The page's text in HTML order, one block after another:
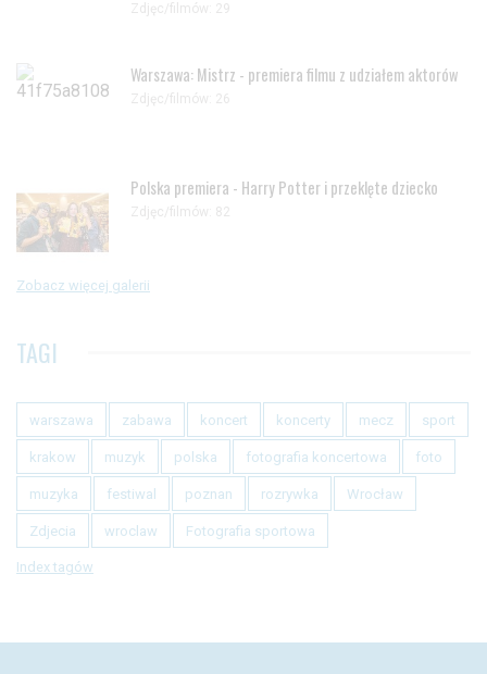
Zdjęc/filmów: 29
Warszawa: Mistrz - premiera filmu z udziałem aktorów
Zdjęc/filmów: 26
Polska premiera - Harry Potter i przeklęte dziecko
Zdjęc/filmów: 82
Zobacz więcej galerii
TAGI
warszawa zabawa koncert koncerty mecz sport
krakow muzyk polska fotografia koncertowa foto
muzyka festiwal poznan rozrywka Wrocław
Zdjecia wroclaw Fotografia sportowa
Index tagów